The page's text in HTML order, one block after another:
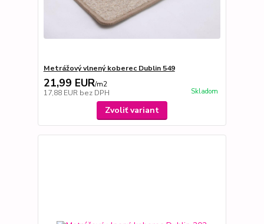
Metrážový vlnený koberec Dublin 549
21,99 EUR/m2
17,88 EUR bez DPH Skladom
Zvoliť variant